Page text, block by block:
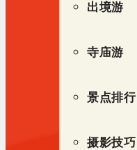
出境游
寺庙游
景点排行
摄影技巧